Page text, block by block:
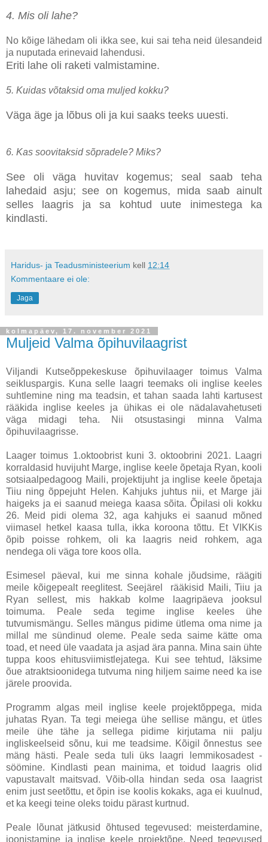
4. Mis oli lahe?
No kõige lähedam oli ikka see, kui sai teha neid ülesandeid
ja nuputada erinevaid lahendusi.
Eriti lahe oli raketi valmistamine.
5. Kuidas võtaksid oma muljed kokku?
Väga äge ja lõbus oli ja kui saaks teeks uuesti.
6. Kas soovitaksid sõpradele? Miks?
See oli väga huvitav kogemus; seal saab teha
lahedaid asju; see on kogemus, mida saab ainult
selles laagris ja sa kohtud uute inimestega ka
kindlasti.
Haridus- ja Teadusministeerium kell 12:14
Kommentaare ei ole:
Jaga
kolmapäev, 17. november 2021
Muljeid Valma õpihuvilaagrist
Viljandi Kutseõppekeskuse õpihuvilaager toimus Valma
seikluspargis. Kuna selle laagri teemaks oli inglise keeles
suhtlemine ning ma teadsin, et tahan saada lahti kartusest
rääkida inglise keeles ja ühikas ei ole nädalavahetuseti
väga midagi teha. Nii otsustasingi minna Valma
õpihuvilaagrisse.
Laager toimus 1.oktoobrist kuni 3. oktoobrini 2021. Laagri
korraldasid huvijuht Marge, inglise keele õpetaja Ryan, kooli
sotsiaalpedagoog Maili, projektijuht ja inglise keele õpetaja
Tiiu ning õppejuht Helen. Kahjuks juhtus nii, et Marge jäi
haigeks ja ei saanud meiega kaasa sõita. Õpilasi oli kokku
26. Meid pidi olema 32, aga kahjuks ei saanud mõned
viimasel hetkel kaasa tulla, ikka koroona tõttu. Et VIKKis
õpib poisse rohkem, oli ka laagris neid rohkem, aga
nendega oli väga tore koos olla.
Esimesel päeval, kui me sinna kohale jõudsime, räägiti
meile kõigepealt reeglitest. Seejärel rääkisid Maili, Tiiu ja
Ryan sellest, mis hakkab kolme laagripäeva jooksul
toimuma. Peale seda tegime inglise keeles ühe
tutvumismängu. Selles mängus pidime ütlema oma nime ja
millal me sündinud oleme. Peale seda saime kätte oma
toad, et need üle vaadata ja asjad ära panna. Mina sain ühte
tuppa koos ehitusviimistlejatega. Kui see tehtud, läksime
õue atraktsioonidega tutvuma ning hiljem saime need ka ise
järele proovida.
Programm algas meil inglise keele projektõppega, mida
juhatas Ryan. Ta tegi meiega ühe sellise mängu, et ütles
meile ühe tähe ja sellega pidime kirjutama nii palju
ingliskeelseid sõnu, kui me teadsime. Kõigil õnnestus see
mäng hästi. Peale seda tuli üks laagri lemmikosadest -
söömine. Kindlasti pean mainima, et toidud laagris olid
vapustavalt maitsvad. Võib-olla hindan seda osa laagrist
enim just seetõttu, et õpin ise koolis kokaks, aga ei kuulnud,
et ka keegi teine oleks toidu pärast kurtnud.
Peale lõunat jätkusid õhtused tegevused: meisterdamine,
joonistamine ja inglise keele projektõpe. Need tegevused